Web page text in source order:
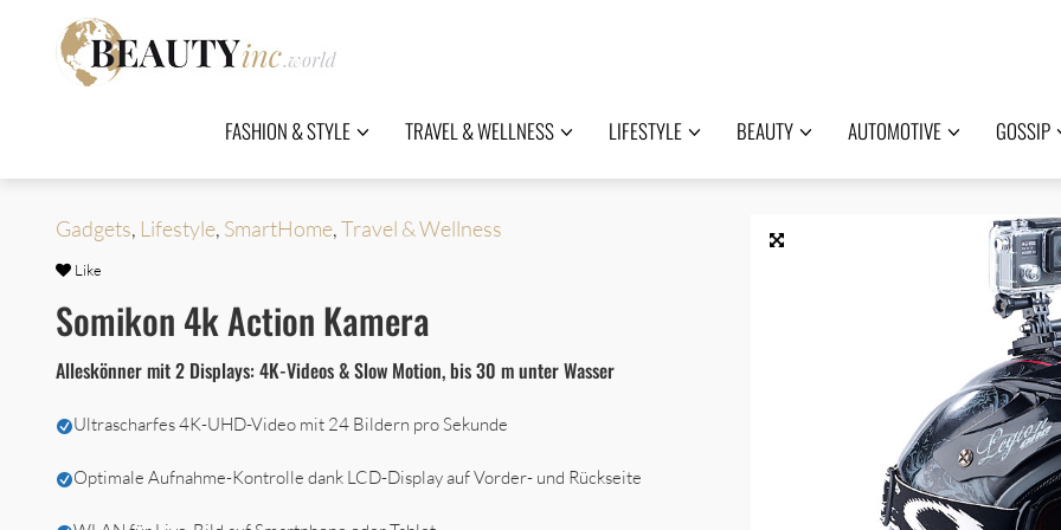
FASHION & STYLE TRAVEL & WELLNESS LIFESTYLE BEAUTY AUTOMOTIVE GOSSIP
Gadgets, Lifestyle, SmartHome,Travel & Wellness
Like
Somikon 4k Action Kamera
Alleskönner mit 2 Displays: 4K-Videos & Slow Motion, bis 30 m unter Wasser
Ultrascharfes 4K-UHD-Video mit 24 Bildern pro Sekunde
Optimale Aufnahme-Kontrolle dank LCD-Display auf Vorder- und Rückseite